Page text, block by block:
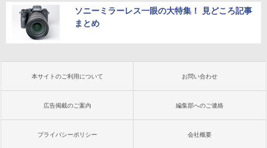
ソニーミラーレス一眼の大特集！ 見どころ記事
まとめ
本サイトのご利用について お問い合わせ
広告掲載のご案内 編集部へのご連絡
プライバシーポリシー 会社概要